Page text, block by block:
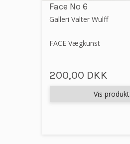
Face No 6
Galleri Valter Wulff
FACE Vægkunst
200,00 DKK
Vis produkt